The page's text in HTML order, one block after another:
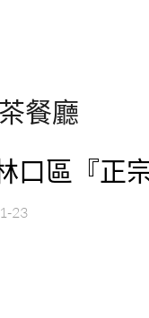
茶餐廳
口區『正
23